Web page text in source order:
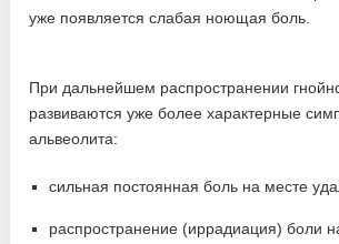
При дальнейшем распространении
развиваются уже более характерные
альвеолита:
сильная постоянная боль на месте
распространение (иррадиация) боли